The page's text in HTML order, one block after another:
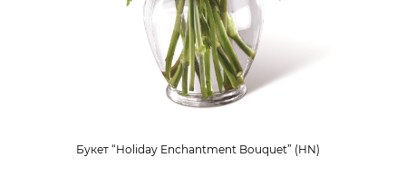
Букет “Holiday Enchantment Bouquet” (HN)